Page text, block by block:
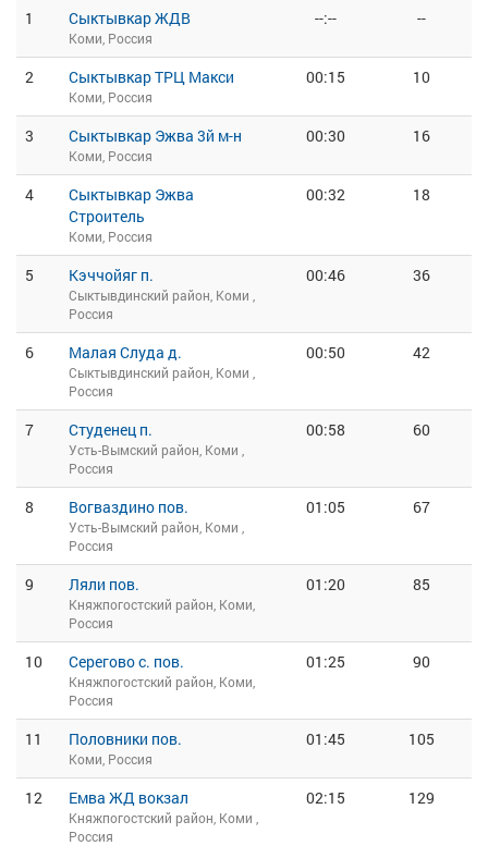
1
Сыктывкар ЖДВ
Коми, Россия
--:-- --
2 Сыктывкар ТРЦ Макси
Коми, Россия
00:15 10
3 Сыктывкар Эжва 3й м-н
Коми, Россия
00:30 16
4
Сыктывкар Эжва
Строитель
Коми, Россия
00:32 18
5 Кэччойяг п.
Сыктывдинский район, Коми ,
Россия
00:46 36
6 Малая Слуда д.
Сыктывдинский район, Коми ,
Россия
00:50 42
7 Студенец п.
Усть-Вымский район, Коми ,
Россия
00:58 60
8 Вогваздино пов.
Усть-Вымский район, Коми ,
Россия
01:05 67
9 Ляли пов.
Княжпогостский район, Коми,
Россия
01:20 85
10 Серегово с. пов.
Княжпогостский район, Коми,
Россия
01:25 90
11 Половники пов.
Коми, Россия
01:45 105
12 Емва ЖД вокзал
Княжпогостский район, Коми ,
Россия
02:15 129